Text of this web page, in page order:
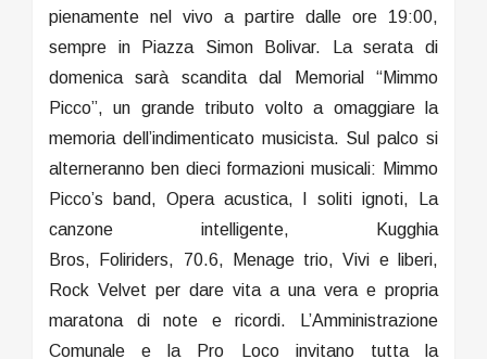
pienamente nel vivo a partire dalle ore 19:00,
sempre in Piazza Simon Bolivar. La serata di
domenica sarà scandita dal Memorial “Mimmo
Picco”, un grande tributo volto a omaggiare la
memoria dell’indimenticato musicista. Sul palco si
alterneranno ben dieci formazioni musicali: Mimmo
Picco’s band, Opera acustica, I soliti ignoti, La
canzone intelligente, Kugghia
Bros, Foliriders, 70.6, Menage trio, Vivi e liberi,
Rock Velvet per dare vita a una vera e propria
maratona di note e ricordi. L’Amministrazione
Comunale e la Pro Loco invitano tutta la